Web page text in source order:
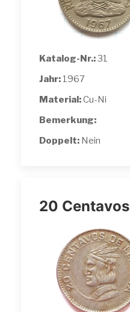
Katalog-Nr.:31
Jahr: 1967
Material:Cu-Ni
Bemerkung:
Doppelt: Nein
20 Centavos